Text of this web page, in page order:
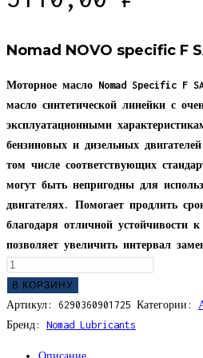
Nomad NOVO specific F
Моторное масло Nomad Specific F
масло синтетической линейки с
эксплуатационными
бензиновых и дизельных
том числе соответствующих
могут быть непригодны для
двигателях. Помогает продлить
благодаря отличной устойчивости
позволяет увеличить интервал
Количество
товара
NOMAD
Масло
В КОРЗИНУ
Артикул: 6290360901725 Категории:
Бренд: Nomad Lubricants